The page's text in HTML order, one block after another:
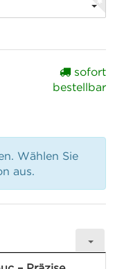
sofort
bestellbar
Wählen Sie
aus.